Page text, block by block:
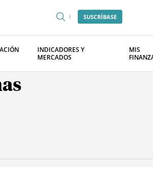
SUSCRÍBASE
INDICADORES Y
MERCADOS
MIS